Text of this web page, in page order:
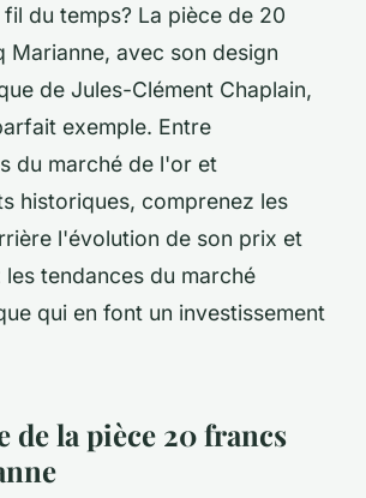
du temps? La pièce de 20
Marianne, avec son design
de Jules-Clément Chaplain,
exemple. Entre
du marché de l'or et
historiques, comprenez les
l'évolution de son prix et
tendances du marché
qui en font un investissement
de la pièce 20 francs